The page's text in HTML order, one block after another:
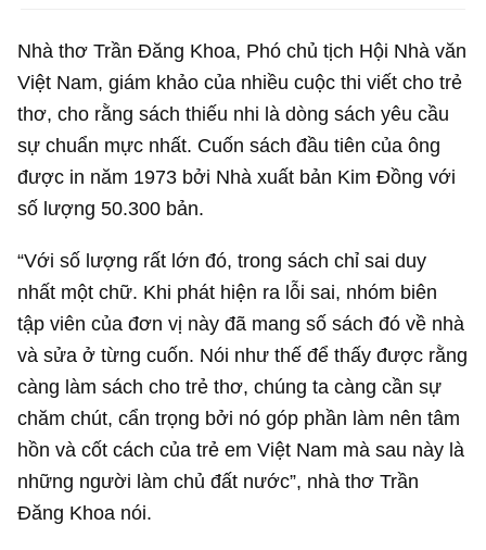
Nhà thơ Trần Đăng Khoa, Phó chủ tịch Hội Nhà văn
Việt Nam, giám khảo của nhiều cuộc thi viết cho trẻ
thơ, cho rằng sách thiếu nhi là dòng sách yêu cầu
sự chuẩn mực nhất. Cuốn sách đầu tiên của ông
được in năm 1973 bởi Nhà xuất bản Kim Đồng với
số lượng 50.300 bản.
“Với số lượng rất lớn đó, trong sách chỉ sai duy
nhất một chữ. Khi phát hiện ra lỗi sai, nhóm biên
tập viên của đơn vị này đã mang số sách đó về nhà
và sửa ở từng cuốn. Nói như thế để thấy được rằng
càng làm sách cho trẻ thơ, chúng ta càng cần sự
chăm chút, cẩn trọng bởi nó góp phần làm nên tâm
hồn và cốt cách của trẻ em Việt Nam mà sau này là
những người làm chủ đất nước”, nhà thơ Trần
Đăng Khoa nói.